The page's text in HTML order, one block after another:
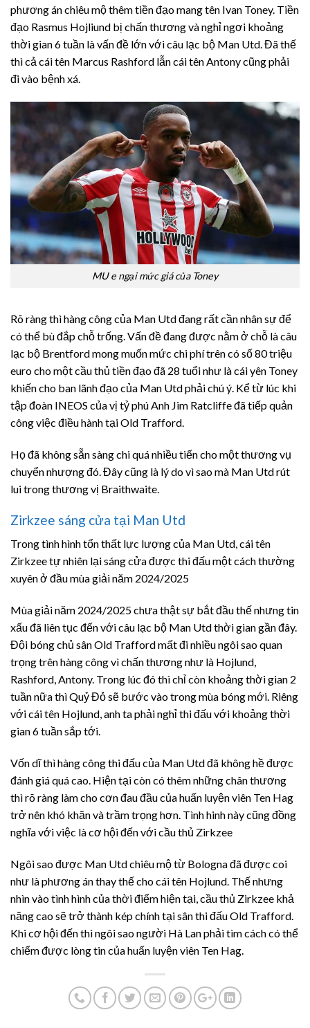
phương án chiêu mộ thêm tiền đạo mang tên Ivan Toney. Tiền
đạo Rasmus Hojliund bị chấn thương và nghỉ ngơi khoảng
thời gian 6 tuần là vấn đề lớn với câu lạc bộ Man Utd. Đã thế
thì cả cái tên Marcus Rashford lẫn cái tên Antony cũng phải
đi vào bệnh xá.
MU e ngại mức giá của Toney
Rõ ràng thì hàng công của Man Utd đang rất cần nhân sự để
có thể bù đắp chỗ trống. Vấn đề đang được nằm ở chỗ là câu
lạc bộ Brentford mong muốn mức chi phí trên có số 80 triệu
euro cho một cầu thủ tiền đạo đã 28 tuổi như là cái yên Toney
khiến cho ban lãnh đạo của Man Utd phải chú ý. Kể từ lúc khi
tập đoàn INEOS của vị tỷ phú Anh Jim Ratcliffe đã tiếp quản
công việc điều hành tại Old Trafford.
Họ đã không sẵn sàng chi quá nhiều tiến cho một thương vụ
chuyển nhượng đó. Đây cũng là lý do vì sao mà Man Utd rút
lui trong thương vị Braithwaite.
Zirkzee sáng cửa tại Man Utd
Trong tình hình tổn thất lực lượng của Man Utd, cái tên
Zirkzee tự nhiên lại sáng cửa được thi đấu một cách thường
xuyên ở đầu mùa giải năm 2024/2025
Mùa giải năm 2024/2025 chưa thật sự bắt đầu thế nhưng tin
xấu đã liên tục đến với câu lạc bộ Man Utd thời gian gần đây.
Đội bóng chủ sân Old Trafford mất đi nhiều ngôi sao quan
trọng trên hàng công vì chấn thương như là Hojlund,
Rashford, Antony. Trong lúc đó thì chỉ còn khoảng thời gian 2
tuần nữa thì Quỷ Đỏ sẽ bước vào trong mùa bóng mới. Riêng
với cái tên Hojlund, anh ta phải nghỉ thi đấu với khoảng thời
gian 6 tuần sắp tới.
Vốn dĩ thì hàng công thi đấu của Man Utd đã không hề được
đánh giá quá cao. Hiện tại còn có thêm những chân thương
thì rõ ràng làm cho cơn đau đầu của huấn luyện viên Ten Hag
trở nên khó khăn và trầm trọng hơn. Tình hinh này cũng đồng
nghĩa với việc là cơ hội đến với cầu thủ Zirkzee
Ngôi sao được Man Utd chiêu mộ từ Bologna đã được coi
như là phương án thay thế cho cái tên Hojlund. Thế nhưng
nhìn vào tình hình của thời điểm hiện tại, cầu thủ Zirkzee khả
năng cao sẽ trở thành kép chính tại sân thi đấu Old Trafford.
Khi cơ hội đến thì ngôi sao người Hà Lan phải tìm cách có thể
chiếm được lòng tin của huấn luyện viên Ten Hag.